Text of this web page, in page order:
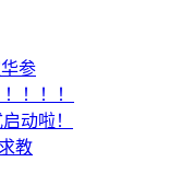
参
！！！
动啦！
教